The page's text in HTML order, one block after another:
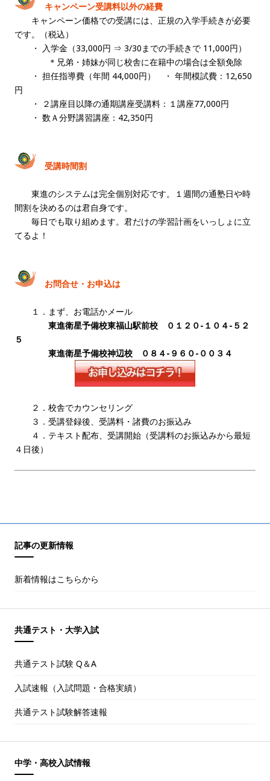
キャンペーン受講料以外の経費
キャンペーン価格での受講には、正規の入学手続きが必要
です。（税込）
・ 入学金（33,000円 ⇒ 3/30までの手続きで 11,000円）
＊兄弟・姉妹が同じ校舎に在籍中の場合は全額免除
・ 担任指導費（年間 44,000円） ・ 年間模試費：12,650
円
・ ２講座目以降の通期講座受講料：１講座77,000円
・ 数Ａ分野講習講座：42,350円
受講時間割
東進のシステムは完全個別対応です。１週間の通塾日や時
間割を決めるのは君自身です。
毎日でも取り組めます。君だけの学習計画をいっしょに立
てるよ！
お問合せ・お申込は
１．まず、お電話かメール
東進衛星予備校東福山駅前校 ０１２０-１０４-５２
５
東進衛星予備校神辺校 ０８４-９６０-００３４
２．校舎でカウンセリング
３．受講登録後、受講料・諸費のお振込み
４．テキスト配布、受講開始（受講料のお振込みから最短
４日後）
記事の更新情報
新着情報はこちらから
共通テスト・大学入試
共通テスト試験 Q＆A
入試速報（入試問題・合格実績）
共通テスト試験解答速報
中学・高校入試情報